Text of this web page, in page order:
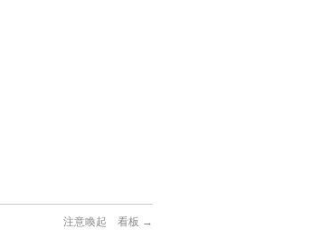
注意喚起 看板 →